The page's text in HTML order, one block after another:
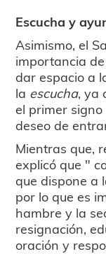
Escucha y
Asimismo, el
importancia
dar espacio a
la escucha, ya
el primer
deseo de
Mientras que,
explicó que "
que dispone a
por lo que es
hambre y la
resignación,
oración y